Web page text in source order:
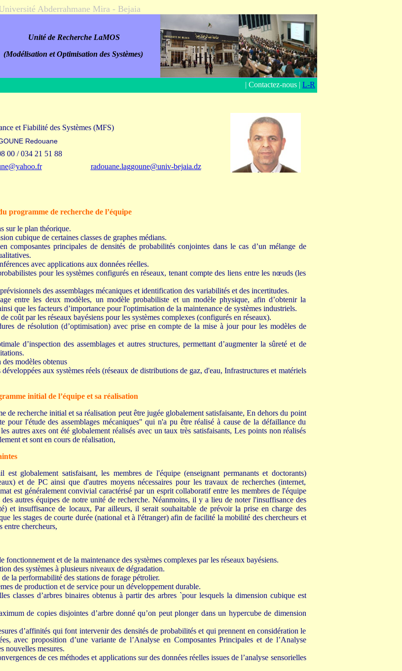
Abderrahmane Mira - Bejaia
Unité de Recherche LaMOS
(Modélisation et Optimisation des Systèmes)
| Contactez-nous | L-R
et Fiabilité des Systèmes (MFS)
Redouane
00 / 034 21 51 88
radouane.laggoune@univ-bejaia.dz
programme de recherche de l’équipe
sur le plan théorique.
cubique de certaines classes de graphes médians.
composantes principales de densités de probabilités conjointes dans le cas d’un mélange de
avec applications aux données réelles.
pour les systèmes configurés en réseaux, tenant compte des liens entre les nœuds (les
des assemblages mécaniques et identification des variabilités et des incertitudes.
entre les deux modèles, un modèle probabiliste et un modèle physique, afin d’obtenir la
que les facteurs d’importance pour l'optimisation de la maintenance de systèmes industriels.
coût par les réseaux bayésiens pour les systèmes complexes (configurés en réseaux).
de résolution (d’optimisation) avec prise en compte de la mise à jour pour les modèles de
d’inspection des assemblages et autres structures, permettant d’augmenter la sûreté et de
modèles obtenus
aux systèmes réels (réseaux de distributions de gaz, d'eau, Infrastructures et matériels
initial de l’équipe et sa réalisation
de recherche initial et sa réalisation peut être jugée globalement satisfaisante, En dehors du point
pour l'étude des assemblages mécaniques" qui n'a pu être réalisé à cause de la défaillance du
autres axes ont été globalement réalisés avec un taux très satisfaisants, Les points non réalisés
et sont en cours de réalisation,
est globalement satisfaisant, les membres de l'équipe (enseignant permanants et doctorants)
et de PC ainsi que d'autres moyens nécessaires pour les travaux de recherches (internet,
est généralement convivial caractérisé par un esprit collaboratif entre les membres de l'équipe
autres équipes de notre unité de recherche. Néanmoins, il y a lieu de noter l'insuffisance des
et insuffisance de locaux, Par ailleurs, il serait souhaitable de prévoir la prise en charge des
les stages de courte durée (national et à l'étranger) afin de facilité la mobilité des chercheurs et
entre chercheurs,
fonctionnement et de la maintenance des systèmes complexes par les réseaux bayésiens.
des systèmes à plusieurs niveaux de dégradation.
la performabilité des stations de forage pétrolier.
de production et de service pour un développement durable.
classes d’arbres binaires obtenus à partir des arbres `pour lesquels la dimension cubique est
de copies disjointes d’arbre donné qu’on peut plonger dans un hypercube de dimension
d’affinités qui font intervenir des densités de probabilités et qui prennent en considération le
avec proposition d’une variante de l’Analyse en Composantes Principales et de l’Analyse
nouvelles mesures.
de ces méthodes et applications sur des données réelles issues de l’analyse sensorielles